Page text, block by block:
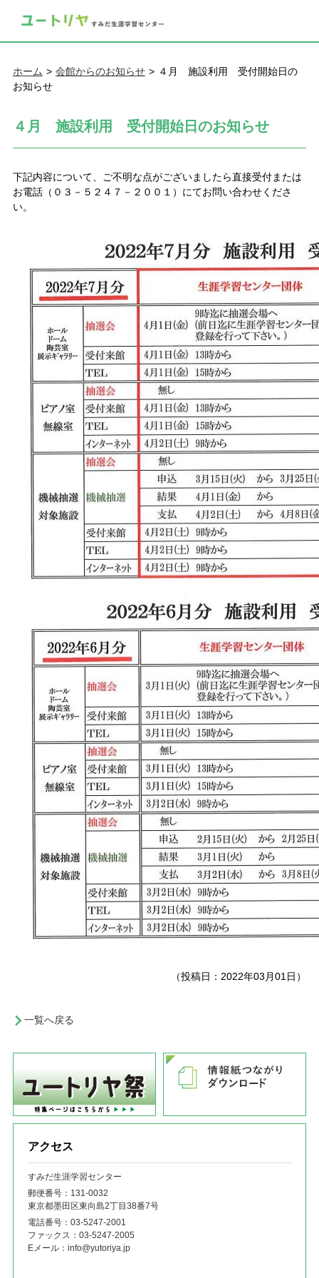
ホーム 会館からのお知らせ
４月 施設利用 受付開始日の
お知らせ
４月 施設利用 受付開始日のお知らせ
下記内容について、ご不明な点がございましたら直接受付または
お電話（０３－５２４７－２００１）にてお問い合わせくださ
い。
（投稿日：2022年03月01日）
一覧へ戻る
アクセス
すみだ生涯学習センター
郵便番号：131‐0032
東京都墨田区東向島2丁目38番7号
電話番号： 03-5247-2001
ファックス： 03-5247-2005
Eメール： info@yutoriya.jp